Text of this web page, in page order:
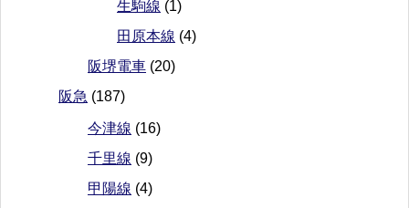
生駒線 (1)
田原本線 (4)
阪堺電車 (20)
阪急 (187)
今津線 (16)
千里線 (9)
甲陽線 (4)